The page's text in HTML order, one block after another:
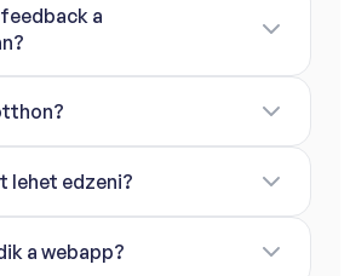
a
lehet edzeni?
a webapp?